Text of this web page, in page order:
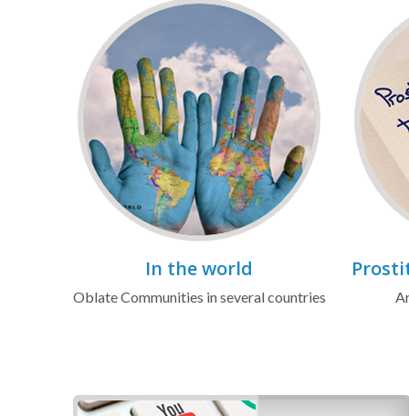
In the world
Oblate Communities in several countries